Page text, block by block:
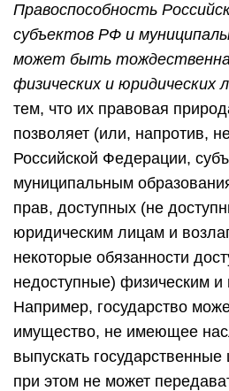
Правоспособность
субъектов РФ и
может быть тождественна
физических и юридических
тем, что их правовая
позволяет (или, напротив,
Российской Федерации,
муниципальным
прав, доступных (не
юридическим лицам и
некоторые обязанности
недоступные) физическим
Например, государство
имущество, не имеющее
выпускать
при этом не может